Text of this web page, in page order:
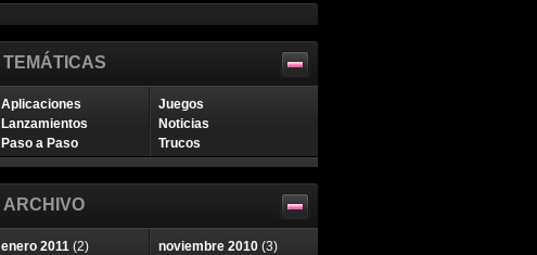
TEMÁTICAS
Aplicaciones
Juegos
Lanzamientos
Noticias
Paso a Paso
Trucos
ARCHIVO
enero 2011 (2) noviembre 2010 (3)